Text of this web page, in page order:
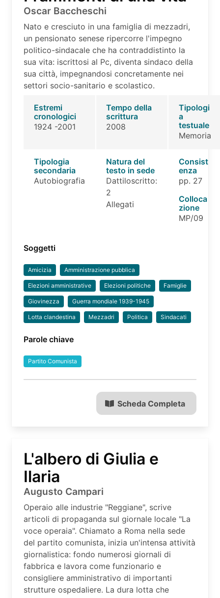
Oscar Baccheschi
Nato e cresciuto in una famiglia di mezzadri,
un pensionato senese ripercorre l'impegno
politico-sindacale che ha contraddistinto la
sua vita: iscrittosi al Pc, diventa sindaco della
sua città, impegnandosi concretamente nei
settori socio-sanitario e scolastico.
Estremi
cronologici
1924 -2001
Tempo della
scrittura
2008
Tipologi
a
testuale
Memoria
Tipologia
secondaria
Autobiografia
Natura del
testo in sede
Dattiloscritto:
2
Allegati
Consist
enza
pp. 27
Colloca
zione
MP/09
Soggetti
Amicizia Amministrazione pubblica
Elezioni amministrative Elezioni politiche Famiglie
Giovinezza Guerra mondiale 1939-1945
Lotta clandestina Mezzadri Politica Sindacati
Parole chiave
Partito Comunista
Scheda Completa
L'albero di Giulia e
Ilaria
Augusto Campari
Operaio alle industrie "Reggiane", scrive
articoli di propaganda sul giornale locale "La
voce operaia". Chiamato a Roma nella sede
del partito comunista, inizia un'intensa attività
giornalistica: fondo numerosi giornali di
fabbrica e lavora come funzionario e
consigliere amministrativo di importanti
strutture ospedaliere. La dura lotta che